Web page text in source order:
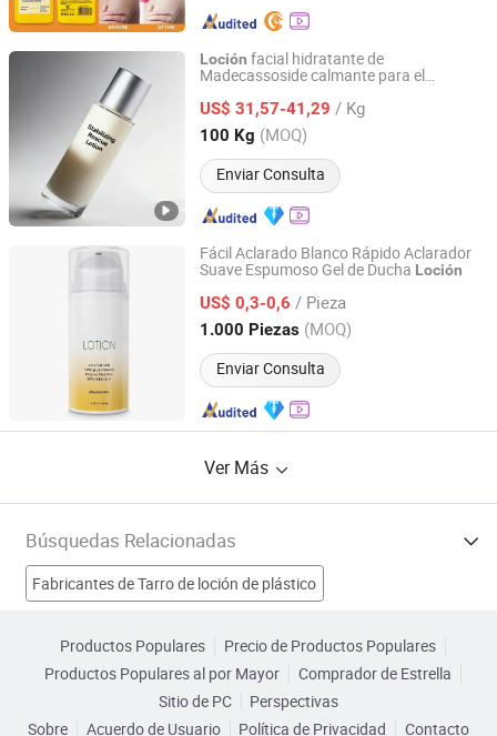
Loción facial hidratante de
Madecassoside calmante para el
irritada y sensible
US$ 31,57-41,29 / Kg
100 Kg (MOQ)
Enviar Consulta
Sanli Biotechnology (Dalian) Co., Ltd
Liaoning, China Desde 2025
Fácil Aclarado Blanco Rápido Aclarador
Suave Espumoso Gel de Ducha Loción
US$ 0,3-0,6 / Pieza
1.000 Piezas (MOQ)
Enviar Consulta
Hangzhou Huiji Biotechnology Co., Ltd.
Desde 2009
Ver Más
Búsquedas Relacionadas
Fabricantes de Tarro de loción de plástico
Fabricantes de Loción para el cabello
Productos Populares
Precio de Productos Populares
Productos Populares al por Mayor
Comprador de Estrella
Sitio de PC
Perspectivas
Sobre
Acuerdo de Usuario Política de Privacidad Contacto